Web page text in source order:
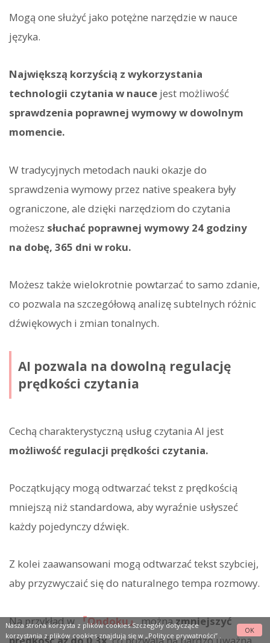
Mogą one służyć jako potężne narzędzie w nauce
języka.
Największą korzyścią z wykorzystania
technologii czytania w nauce jest możliwość
sprawdzenia poprawnej wymowy w dowolnym
momencie.
W tradycyjnych metodach nauki okazje do
sprawdzenia wymowy przez native speakera były
ograniczone, ale dzięki narzędziom do czytania
możesz słuchać poprawnej wymowy 24 godziny
na dobę, 365 dni w roku.
Możesz także wielokrotnie powtarzać to samo zdanie,
co pozwala na szczegółową analizę subtelnych różnic
dźwiękowych i zmian tonalnych.
AI pozwala na dowolną regulację
prędkości czytania
Cechą charakterystyczną usług czytania AI jest
możliwość regulacji prędkości czytania.
Początkujący mogą odtwarzać tekst z prędkością
mniejszą niż standardowa, aby wyraźnie usłyszeć
każdy pojedynczy dźwięk.
Z kolei zaawansowani mogą odtwarzać tekst szybciej,
aby przyzwyczaić się do naturalnego tempa rozmowy.
Na przykład w『Ondoku』możnazmniejszyć
prędkość aż do 0,3x, co pozwala na bardzo uważną
Nasza strona korzysta z plików cookies.Szczegóły dotyczące
korzystania z plików cookies znajdują się w „Polityce prywatności”.
OK